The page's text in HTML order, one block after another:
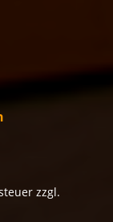
zzgl.